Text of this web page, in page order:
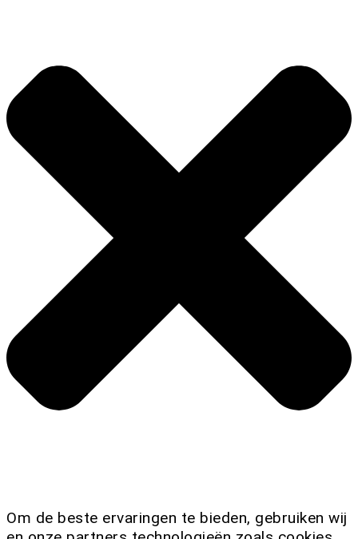
Om de beste ervaringen te bieden, gebruiken wij